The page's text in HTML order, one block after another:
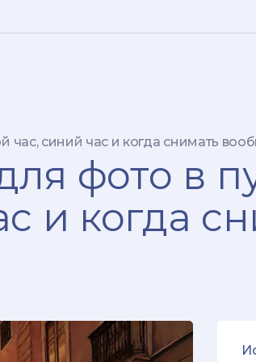
час, синий час и когда снимать
фото в
и когда